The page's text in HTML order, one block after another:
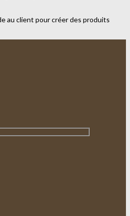
au client pour créer des produits